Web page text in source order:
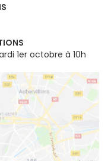
1er octobre à 10h